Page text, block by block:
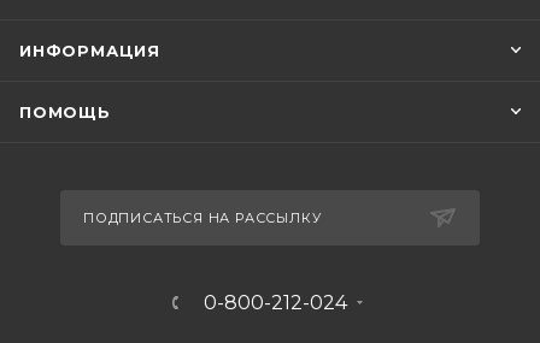
ИНФОРМАЦИЯ
ПОМОЩЬ
ПОДПИСАТЬСЯ НА РАССЫЛКУ
0-800-212-024